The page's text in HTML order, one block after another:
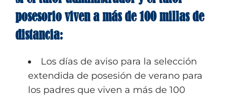
posesorio viven a más de 100 millas de
distancia:
Los días de aviso para la selección
extendida de posesión de verano para
los padres que viven a más de 100